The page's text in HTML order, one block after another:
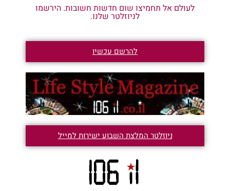
לעולם אל תחמיצו שום חדשות חשובות. הירשמו
לניוזלטר שלנו.
להרשם עכשיו
ניוזלטר המלצת השבוע ישירות למייל